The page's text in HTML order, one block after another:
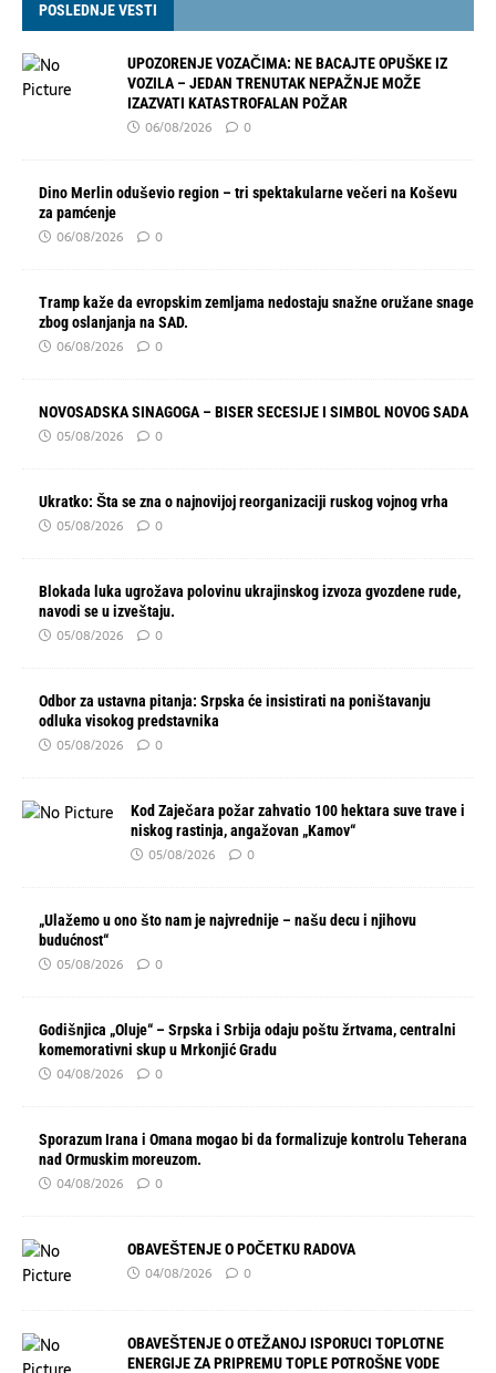
POSLEDNJE VESTI
UPOZORENJE VOZAČIMA: NE BACAJTE OPUŠKE IZ
VOZILA – JEDAN TRENUTAK NEPAŽNJE MOŽE
IZAZVATI KATASTROFALAN POŽAR
06/08/2026 0
Dino Merlin oduševio region – tri spektakularne večeri na Koševu
za pamćenje
06/08/2026 0
Tramp kaže da evropskim zemljama nedostaju snažne oružane snage
zbog oslanjanja na SAD.
06/08/2026 0
NOVOSADSKA SINAGOGA – BISER SECESIJE I SIMBOL NOVOG SADA
05/08/2026 0
Ukratko: Šta se zna o najnovijoj reorganizaciji ruskog vojnog vrha
05/08/2026 0
Blokada luka ugrožava polovinu ukrajinskog izvoza gvozdene rude,
navodi se u izveštaju.
05/08/2026 0
Odbor za ustavna pitanja: Srpska će insistirati na poništavanju
odluka visokog predstavnika
05/08/2026 0
Kod Zaječara požar zahvatio 100 hektara suve trave i
niskog rastinja, angažovan „Kamov“
05/08/2026 0
„Ulažemo u ono što nam je najvrednije – našu decu i njihovu
budućnost“
05/08/2026 0
Godišnjica „Oluje“ – Srpska i Srbija odaju poštu žrtvama, centralni
komemorativni skup u Mrkonjić Gradu
04/08/2026 0
Sporazum Irana i Omana mogao bi da formalizuje kontrolu Teherana
nad Ormuskim moreuzom.
04/08/2026 0
OBAVEŠTENJE O POČETKU RADOVA
04/08/2026 0
OBAVEŠTENJE O OTEŽANOJ ISPORUCI TOPLOTNE
ENERGIJE ZA PRIPREMU TOPLE POTROŠNE VODE